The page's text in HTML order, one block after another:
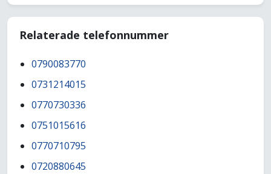
Relaterade telefonnummer
0790083770
0731214015
0770730336
0751015616
0770710795
0720880645